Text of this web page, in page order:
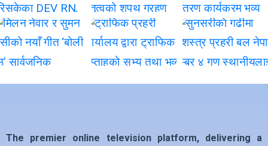
The premier online television platform, delivering a